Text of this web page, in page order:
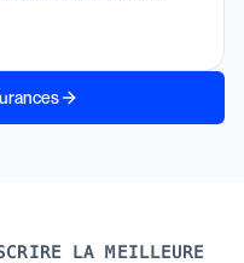
LA MEILLEURE